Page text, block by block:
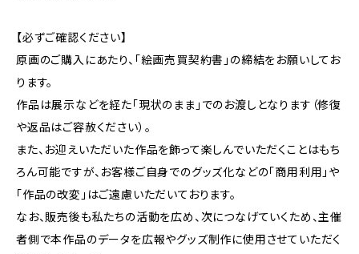
【必ずご確認ください】
原画のご購入にあたり、「絵画売買契約書」の締結をお願いしてお
ります。
作品は展示などを経た「現状のまま」でのお渡しとなります（修復
や返品はご容赦ください）。
また、お迎えいただいた作品を飾って楽しんでいただくことはもち
ろん可能ですが、お客様ご自身でのグッズ化などの「商用利用」や
「作品の改変」はご遠慮いただいております。
なお、販売後も私たちの活動を広め、次につなげていくため、主催
者側で本作品のデータを広報やグッズ制作に使用させていただく